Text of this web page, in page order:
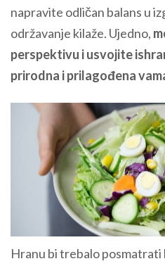
napravite odličan balans u
održavanje kilaže. Ujedno,
perspektivu i usvojite
prirodna i prilagođena
Hranu bi trebalo posmatrati